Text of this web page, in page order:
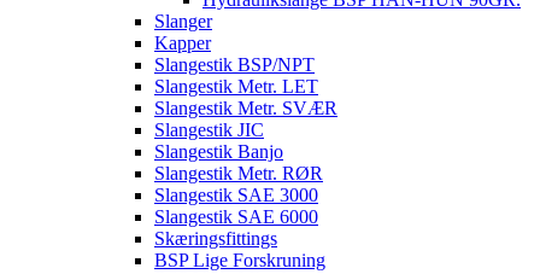
Slanger
Kapper
Slangestik BSP/NPT
Slangestik Metr. LET
Slangestik Metr. SVÆR
Slangestik JIC
Slangestik Banjo
Slangestik Metr. RØR
Slangestik SAE 3000
Slangestik SAE 6000
Skæringsfittings
BSP Lige Forskruning